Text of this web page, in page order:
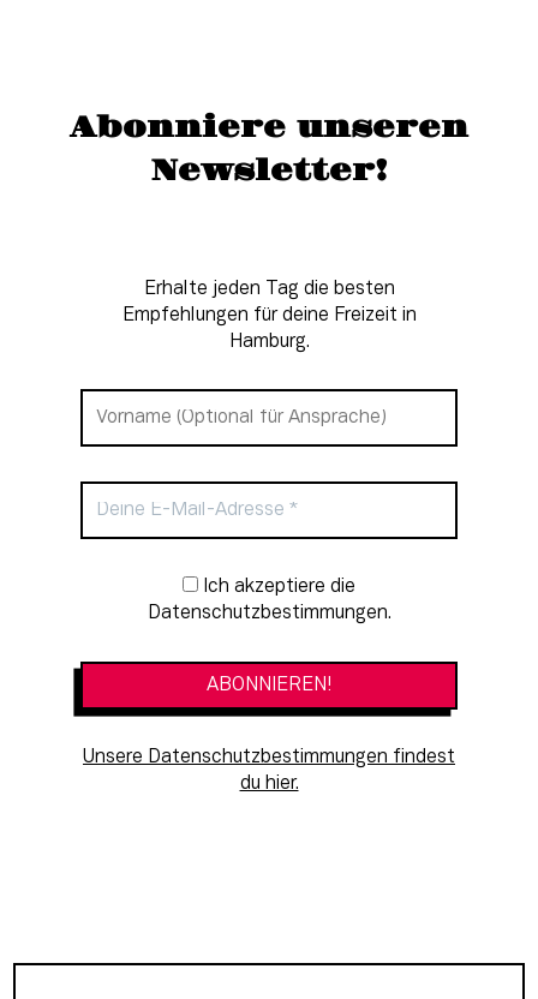
Abonniere unseren
Newsletter!
Erhalte jeden Tag die besten
Empfehlungen für deine Freizeit in
Hamburg.
Newsletter-Anmeldung
Datenschutzbestimmungen.
Unsere Datenschutzbestimmungen findest
du hier.